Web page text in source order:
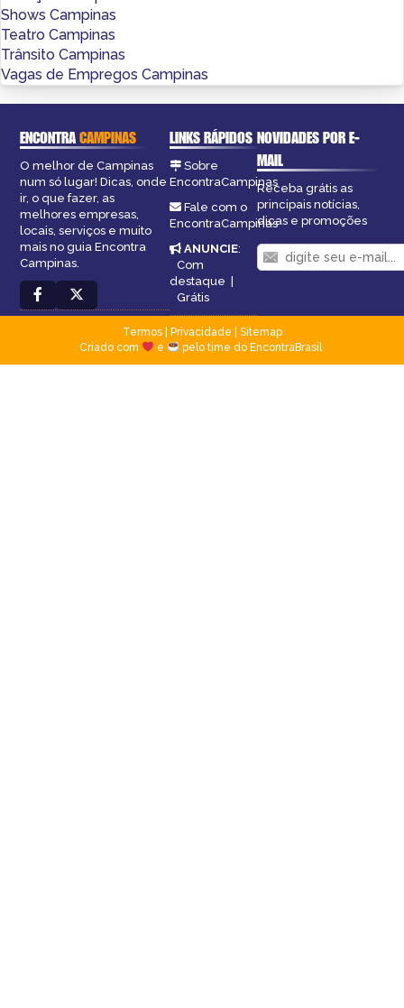
Shows Campinas
Teatro Campinas
Trânsito Campinas
Vagas de Empregos Campinas
ENCONTRACAMPINAS
O melhor de Campinas
num só lugar! Dicas, onde
ir, o que fazer, as
melhores empresas,
locais, serviços e muito
mais no guia Encontra
Campinas.
LINKS RÁPIDOS
Sobre
EncontraCampinas
Fale com o
EncontraCampinas
ANUNCIE:
Com
destaque |
Grátis
NOVIDADES POR E-
MAIL
Receba grátis as
principais notícias,
dicas e promoções
Termos| Privacidade
Sitemap
Criado com
e pelo time do EncontraBrasil